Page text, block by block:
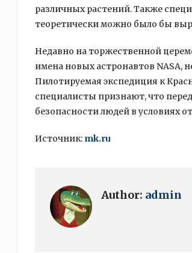
различных растений. Также
теоретически можно было бы
Недавно на торжественной
имена новых астронавтов NASA,
Пилотируемая экспедиция к
специалисты признают, что
безопасности людей в условиях
Источник: mk.ru
Author: admin